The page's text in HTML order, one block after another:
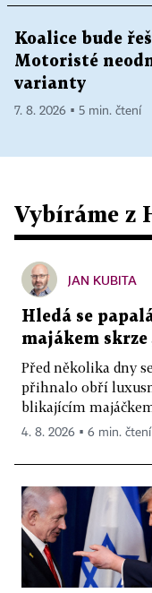
Koalice bude
Motoristé
varianty
7. 8. 2026 ▪ 5 min. čtení
Vybíráme z
JAN KUBITA
Hledá se
majákem
Před několika dny
přihnalo obří
blikajícím
4. 8. 2026 ▪ 6 min. čtení